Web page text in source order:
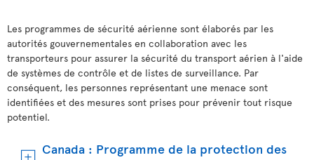
Les programmes de sécurité aérienne sont élaborés par les
autorités gouvernementales en collaboration avec les
transporteurs pour assurer la sécurité du transport aérien à l'aide
de systèmes de contrôle et de listes de surveillance. Par
conséquent, les personnes représentant une menace sont
identifiées et des mesures sont prises pour prévenir tout risque
potentiel.
Canada : Programme de la protection des